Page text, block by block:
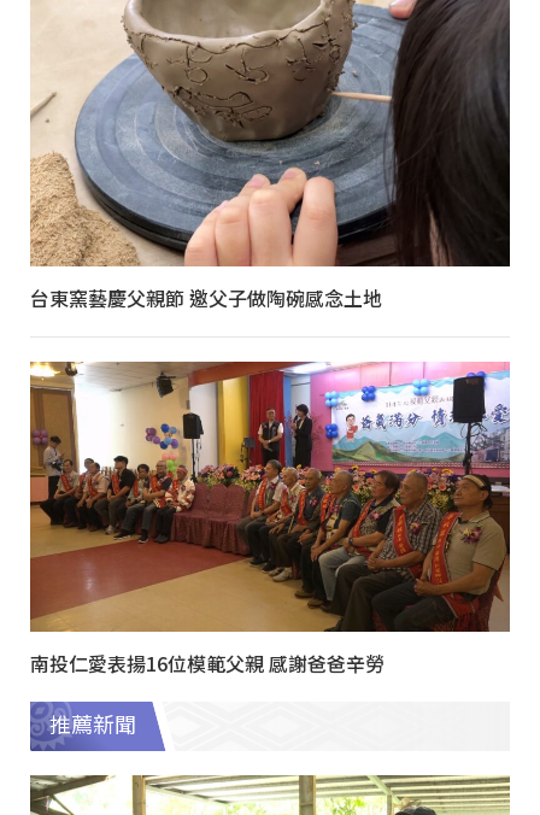
台東窯藝慶父親節 邀父子做陶碗感念土地
南投仁愛表揚16位模範父親 感謝爸爸辛勞
推薦新聞